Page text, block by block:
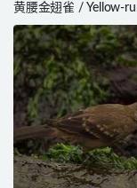
黄腰金翅雀 / Yellow-
Siskin / Spinus